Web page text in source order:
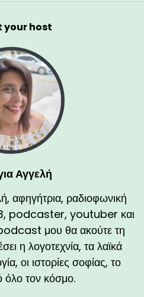
your host
Αγγελή
αφηγήτρια, ραδιοφωνική
podcaster, youtuber και
μου θα ακούτε τη
η λογοτεχνία, τα λαϊκά
οι ιστορίες σοφίας, το
όλο τον κόσμο.